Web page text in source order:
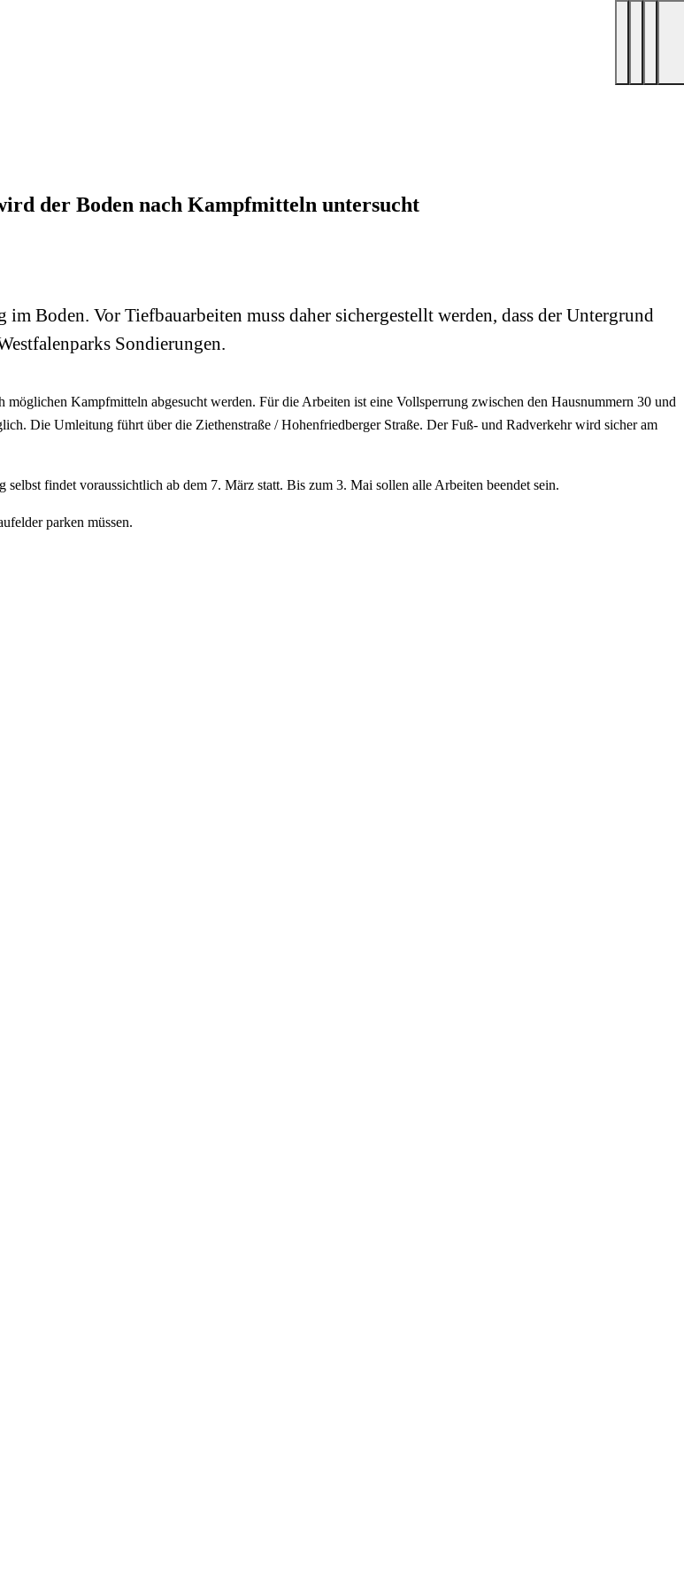
der Boden nach Kampfmitteln untersucht
Boden. Vor Tiefbauarbeiten muss daher sichergestellt werden, dass der Untergrund
Sondierungen.
Kampfmitteln abgesucht werden. Für die Arbeiten ist eine Vollsperrung zwischen den Hausnummern 30 und
Die Umleitung führt über die Ziethenstraße / Hohenfriedberger Straße. Der Fuß- und Radverkehr wird sicher am
findet voraussichtlich ab dem 7. März statt. Bis zum 3. Mai sollen alle Arbeiten beendet sein.
parken müssen.